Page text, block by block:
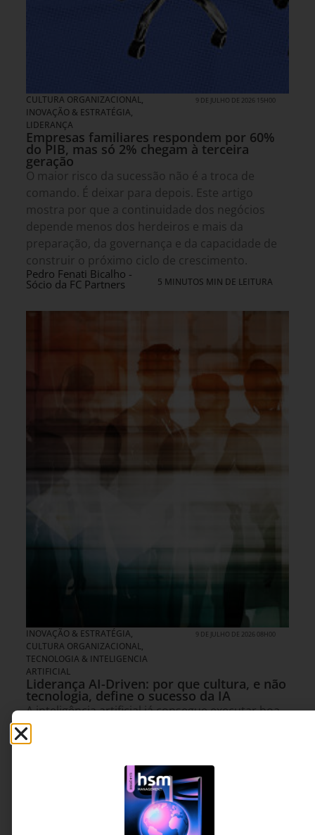
CULTURA ORGANIZACIONAL,
INOVAÇÃO & ESTRATÉGIA,
LIDERANÇA
9 DE JULHO DE 2026 15H00
Empresas familiares respondem por 60%
do PIB, mas só 2% chegam à terceira
geração
O maior risco da sucessão não é a troca de
comando. É deixar para depois. Este artigo
mostra por que a continuidade dos negócios
depende menos dos herdeiros e mais da
preparação, da governança e da capacidade de
construir o próximo ciclo de crescimento.
Pedro Fenati Bicalho -
Sócio da FC Partners 5 MINUTOS MIN DE LEITURA
INOVAÇÃO & ESTRATÉGIA,
CULTURA ORGANIZACIONAL,
TECNOLOGIA & INTELIGENCIA
ARTIFICIAL
9 DE JULHO DE 2026 08H00
Liderança AI-Driven: por que cultura, e não
tecnologia, define o sucesso da IA
A inteligência artificial já consegue executar boa
parte do trabalho operacional. O que ela ainda
não faz é dar sentido, construir confiança e
verdadeiro gargalo das empresas deixou de ser
tecnológico e passou a ser a forma como
lideram, colaboram e tomam decisões.